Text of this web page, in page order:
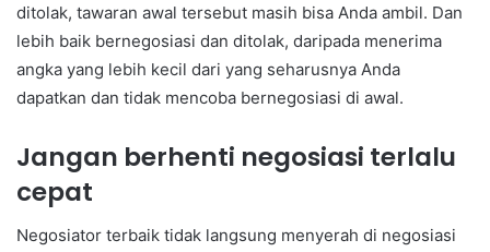
ditolak, tawaran awal tersebut masih bisa Anda ambil. Dan
lebih baik bernegosiasi dan ditolak, daripada menerima
angka yang lebih kecil dari yang seharusnya Anda
dapatkan dan tidak mencoba bernegosiasi di awal.
Jangan berhenti negosiasi terlalu
cepat
Negosiator terbaik tidak langsung menyerah di negosiasi